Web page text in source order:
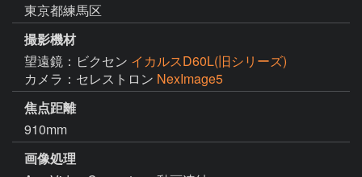
東京都練馬区
撮影機材
望遠鏡：ビクセン イカルスD60L(旧シリーズ)
カメラ：セレストロン NexImage5
焦点距離
910mm
画像処理